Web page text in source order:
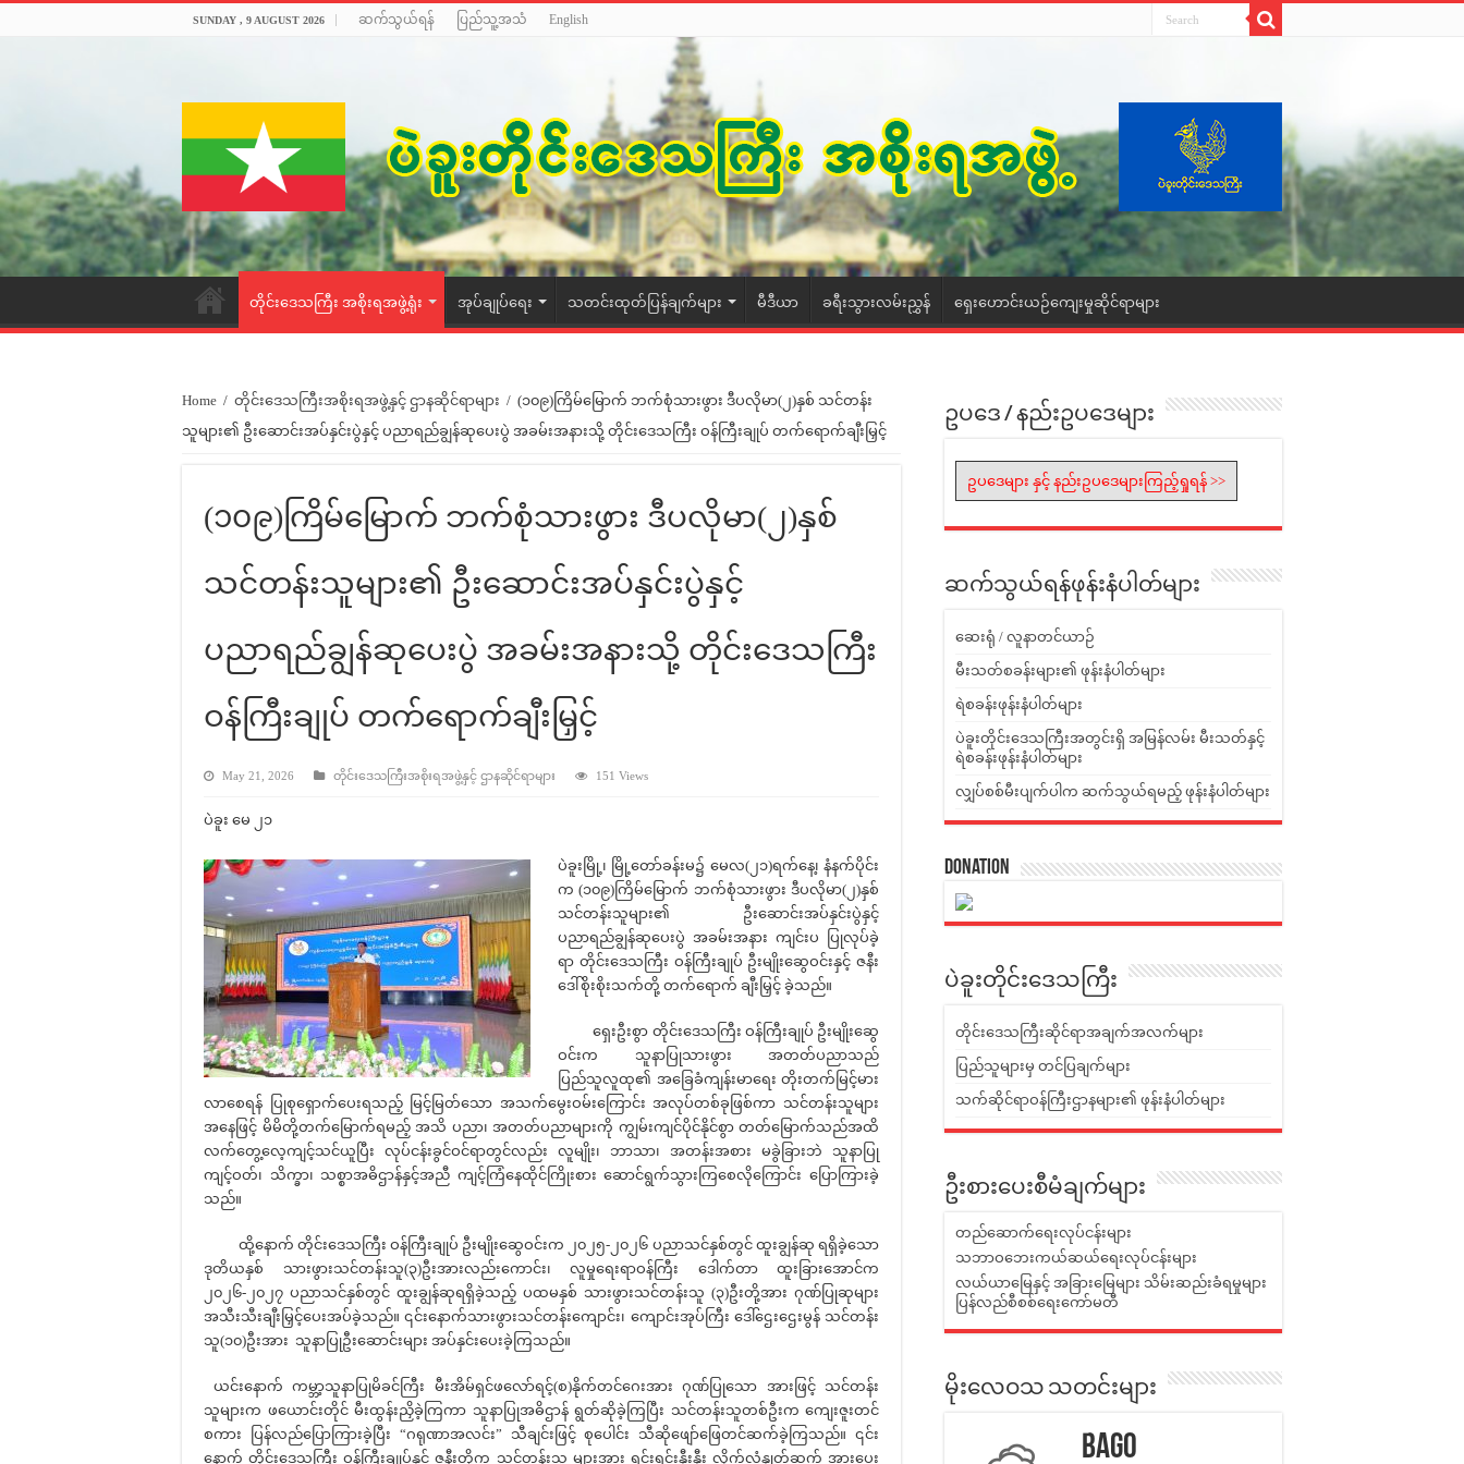
SUNDAY , 9 AUGUST 2026 ဆက်သွယ်ရန် ပြည်သူ့အသံ English
တိုင်းဒေသကြီး အစိုးရအဖွဲ့ရုံး အုပ်ချုပ်ရေး သတင်းထုတ်ပြန်ချက်များ မီဒီယာ ခရီးသွားလမ်းညွှန် ရှေးဟောင်းယဉ်ကျေးမှုဆိုင်ရာများ
Home / တိုင်းဒေသကြီးအစိုးရအဖွဲ့နှင့် ဌာနဆိုင်ရာများ / (၁၀၉)ကြိမ်မြောက် ဘက်စုံသားဖွား ဒီပလိုမာ(၂)နှစ် သင်တန်း
သူများ၏ ဦးဆောင်းအပ်နှင်းပွဲနှင့် ပညာရည်ချွန်ဆုပေးပွဲ အခမ်းအနားသို့ တိုင်းဒေသကြီး ဝန်ကြီးချုပ် တက်ရောက်ချီးမြှင့်
(၁၀၉)ကြိမ်မြောက် ဘက်စုံသားဖွား ဒီပလိုမာ(၂)နှစ်
သင်တန်းသူများ၏ ဦးဆောင်းအပ်နှင်းပွဲနှင့်
ပညာရည်ချွန်ဆုပေးပွဲ အခမ်းအနားသို့ တိုင်းဒေသကြီး
ဝန်ကြီးချုပ် တက်ရောက်ချီးမြှင့်
May 21, 2026 တိုင်းဒေသကြီးအစိုးရအဖွဲ့နှင့် ဌာနဆိုင်ရာများ 151 Views
ပဲခူး မေ ၂၁
ပဲခူးမြို့၊ မြို့တော်ခန်းမ၌ မေလ(၂၁)ရက်နေ့၊ နံနက်ပိုင်း
က (၁၀၉)ကြိမ်မြောက် ဘက်စုံသားဖွား ဒီပလိုမာ(၂)နှစ်
သင်တန်းသူများ၏ ဦးဆောင်းအပ်နှင်းပွဲနှင့်
ပညာရည်ချွန်ဆုပေးပွဲ အခမ်းအနား ကျင်းပ ပြုလုပ်ခဲ့
ရာ တိုင်းဒေသကြီး ဝန်ကြီးချုပ် ဦးမျိုးဆွေဝင်းနှင့် ဇနီး
ဒေါ်စိုးစိုးသက်တို့ တက်ရောက် ချီးမြှင့် ခဲ့သည်။
ရှေးဦးစွာ တိုင်းဒေသကြီး ဝန်ကြီးချုပ် ဦးမျိုးဆွေ
ဝင်းက သူနာပြုသားဖွား အတတ်ပညာသည်
ပြည်သူလူထု၏ အခြေခံကျန်းမာရေး တိုးတက်မြင့်မား
လာစေရန် ပြုစုရှောက်ပေးရသည့် မြင့်မြတ်သော အသက်မွေးဝမ်းကြောင်း အလုပ်တစ်ခုဖြစ်ကာ သင်တန်းသူများ
အနေဖြင့် မိမိတို့တက်မြောက်ရမည့် အသိ ပညာ၊ အတတ်ပညာများကို ကျွမ်းကျင်ပိုင်နိုင်စွာ တတ်မြောက်သည်အထိ
လက်တွေ့လေ့ကျင့်သင်ယူပြီး လုပ်ငန်းခွင်ဝင်ရာတွင်လည်း လူမျိုး၊ ဘာသာ၊ အတန်းအစား မခွဲခြားဘဲ သူနာပြု
ကျင့်ဝတ်၊ သိက္ခာ၊ သစ္စာအဓိဌာန်နှင့်အညီ ကျင့်ကြံနေထိုင်ကြိုးစား ဆောင်ရွက်သွားကြစေလိုကြောင်း ပြောကြားခဲ့
သည်။
ထို့နောက် တိုင်းဒေသကြီး ဝန်ကြီးချုပ် ဦးမျိုးဆွေဝင်းက ၂၀၂၅-၂၀၂၆ ပညာသင်နှစ်တွင် ထူးချွန်ဆု ရရှိခဲ့သော
ဒုတိယနှစ် သားဖွားသင်တန်းသူ(၃)ဦးအားလည်းကောင်း၊ လူမှုရေးရာဝန်ကြီး ဒေါက်တာ ထူးခြားအောင်က
၂၀၂၆-၂၀၂၇ ပညာသင်နှစ်တွင် ထူးချွန်ဆုရရှိခဲ့သည့် ပထမနှစ် သားဖွားသင်တန်းသူ (၃)ဦးတို့အား ဂုဏ်ပြုဆုများ
အသီးသီးချီးမြှင့်ပေးအပ်ခဲ့သည်။ ၎င်းနောက်သားဖွားသင်တန်းကျောင်း၊ ကျောင်းအုပ်ကြီး ဒေါ်ဌေးဌေးမွန် သင်တန်း
သူ(၁၀)ဦးအား သူနာပြုဦးဆောင်းများ အပ်နှင်းပေးခဲ့ကြသည်။
ယင်းနောက် ကမ္ဘာ့သူနာပြုမိခင်ကြီး မီးအိမ်ရှင်ဖလော်ရင့်(စ)နိုက်တင်ဂေးအား ဂုဏ်ပြုသော အားဖြင့် သင်တန်း
သူများက ဖယောင်းတိုင် မီးထွန်းညှိခဲ့ကြကာ သူနာပြုအဓိဌာန် ရွတ်ဆိုခဲ့ကြပြီး သင်တန်းသူတစ်ဦးက ကျေးဇူးတင်
စကား ပြန်လည်ပြောကြားခဲ့ပြီး “ဂရုဏာအလင်း” သီချင်းဖြင့် စုပေါင်း သီဆိုဖျော်ဖြေတင်ဆက်ခဲ့ကြသည်။ ၎င်း
နောက် တိုင်းဒေသကြီး ဝန်ကြီးချုပ်နှင့် ဇနီးတို့က သင်တန်းသူ များအား ရင်းရင်းနှီးနှီး လိုက်လံနှုတ်ဆက် အားပေး
ဥပဒေ / နည်းဥပဒေများ
ဥပဒေများ နှင့် နည်းဥပဒေများကြည့်ရှုရန် >>
ဆက်သွယ်ရန်ဖုန်းနံပါတ်များ
ဆေးရုံ / လူနာတင်ယာဉ်
မီးသတ်စခန်းများ၏ ဖုန်းနံပါတ်များ
ရဲစခန်းဖုန်းနံပါတ်များ
ပဲခူးတိုင်းဒေသကြီးအတွင်းရှိ အမြန်လမ်း မီးသတ်နှင့်
ရဲစခန်းဖုန်းနံပါတ်များ
လျှပ်စစ်မီးပျက်ပါက ဆက်သွယ်ရမည့် ဖုန်းနံပါတ်များ
Donation
ပဲခူးတိုင်းဒေသကြီး
တိုင်းဒေသကြီးဆိုင်ရာအချက်အလက်များ
ပြည်သူများမှ တင်ပြချက်များ
သက်ဆိုင်ရာဝန်ကြီးဌာနများ၏ ဖုန်းနံပါတ်များ
ဦးစားပေးစီမံချက်များ
တည်ဆောက်ရေးလုပ်ငန်းများ
သဘာဝဘေးကယ်ဆယ်ရေးလုပ်ငန်းများ
လယ်ယာမြေနှင့် အခြားမြေများ သိမ်းဆည်းခံရမှုများ
ပြန်လည်စီစစ်ရေးကော်မတီ
မိုးလေဝသ သတင်းများ
Bago